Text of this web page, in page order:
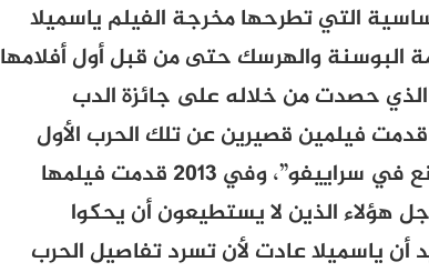
التي تطرحها مخرجة الفيلم ياسميلا
البوسنة والهرسك حتى من قبل أول أفلامها
الذي حصدت من خلاله على جائزة الدب
برلين عام 2006، حيث قدمت فيلمين قصيرين عن تلك الحرب الأول
بعنوان “أحذية مطاطية حمراء” والثاني “صنع في سراييفو”، وفي 2013 قدمت فيلمها
هؤلاء الذين لا يستطيعون أن يحكوا
أن ياسميلا عادت لأن تسرد تفاصيل الحرب